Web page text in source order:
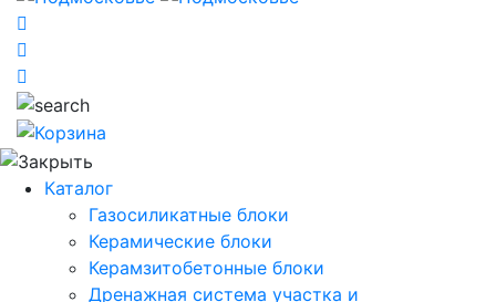
Каталог
Газосиликатные блоки
Керамические блоки
Керамзитобетонные блоки
Дренажная система участка и